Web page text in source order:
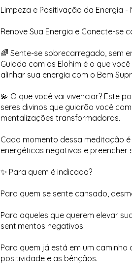
Limpeza e Positivação da Energia
Renove Sua Energia e Conecte-se
🌈 Sente-se sobrecarregado, sem
Guiada com os Elohim é o que
alinhar sua energia com o Bem
💫 O que você vai vivenciar? Este
seres divinos que guiarão você
mentalizações transformadoras.
Cada momento dessa meditação
energéticas negativas e preencher
✨ Para quem é indicada?
Para quem se sente cansado,
Para aqueles que querem elevar
sentimentos negativos.
Para quem já está em um
positividade e as bênçãos.